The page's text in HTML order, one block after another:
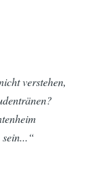
verstehen,